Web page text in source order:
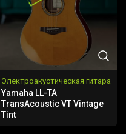
Электроакустическая гитара
Yamaha LL-TA
TransAcoustic VT Vintage
Tint